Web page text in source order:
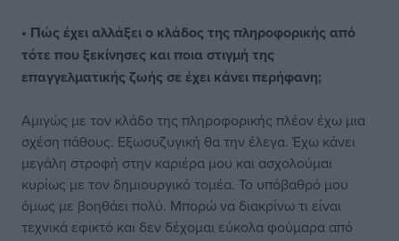
• Πώς έχει αλλάξει ο κλάδος της πληροφορικής από
τότε που ξεκίνησες και ποια στιγμή της
επαγγελματικής ζωής σε έχει κάνει περήφανη;
Αμιγώς με τον κλάδο της πληροφορικής πλέον έχω μια
σχέση πάθους. Εξωσυζυγική θα την έλεγα. Έχω κάνει
μεγάλη στροφή στην καριέρα μου και ασχολούμαι
κυρίως με τον δημιουργικό τομέα. Το υπόβαθρό μου
όμως με βοηθάει πολύ. Μπορώ να διακρίνω τι είναι
τεχνικά εφικτό και δεν δέχομαι εύκολα φούμαρα από